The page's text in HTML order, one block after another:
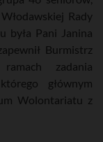
Rady
była Pani Janina
Burmistrz
zadania
głównym
Wolontariatu z